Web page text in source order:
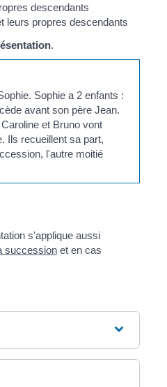
descendants
leurs propres descendants
.
Sophie a 2 enfants :
avant son père Jean.
et Bruno vont
Ils recueillent sa part,
l'autre moitié
s'applique aussi
successionet en cas